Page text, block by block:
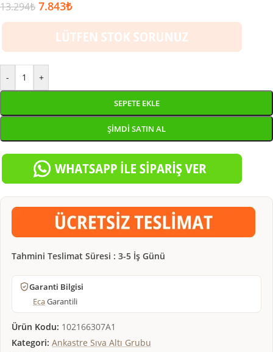
13.294₺ 7.843₺
- +
SEPETE EKLE
ŞIMDI SATIN AL
Tahmini Teslimat Süresi : 3-5 İş Günü
Garanti Bilgisi
EcaGarantili
Ürün Kodu: 102166307A1
Kategori: Ankastre Sıva Altı Grubu